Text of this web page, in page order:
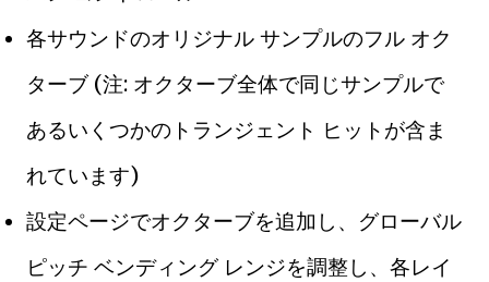
各サウンドのオリジナル サンプルのフル オク
ターブ (注: オクターブ全体で同じサンプルで
あるいくつかのトランジェント ヒットが含ま
れています)
設定ページでオクターブを追加し、グローバル
ピッチ ベンディング レンジを調整し、各レイ